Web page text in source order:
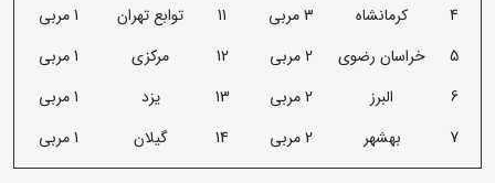
4
کرمانشاه 3 مربی 11 توابع تهران
1 مربی
5
خراسان رضوی 2 مربی 12 مرکزی
1 مربی
6
البرز 2 مربی 13 یزد
1 مربی
7
بهشهر 2 مربی 14 گیلان 1 مربی